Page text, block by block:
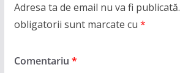
Adresa ta de email nu va fi publicată.
obligatorii sunt marcate cu *
Comentariu *